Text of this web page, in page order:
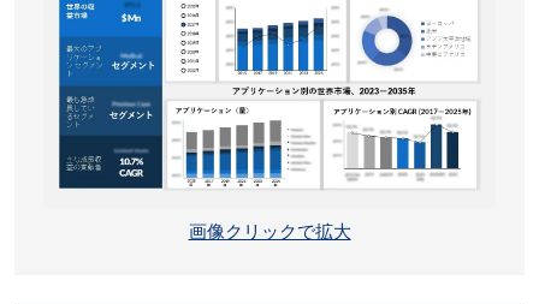
画像クリックで拡大